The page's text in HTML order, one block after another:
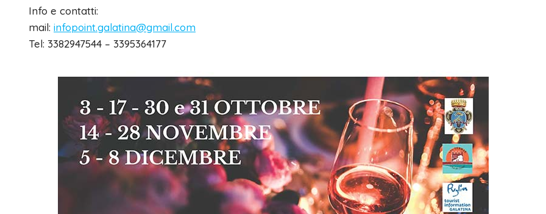
Info e contatti:
mail: infopoint.galatina@gmail.com
Tel: 3382947544 – 3395364177